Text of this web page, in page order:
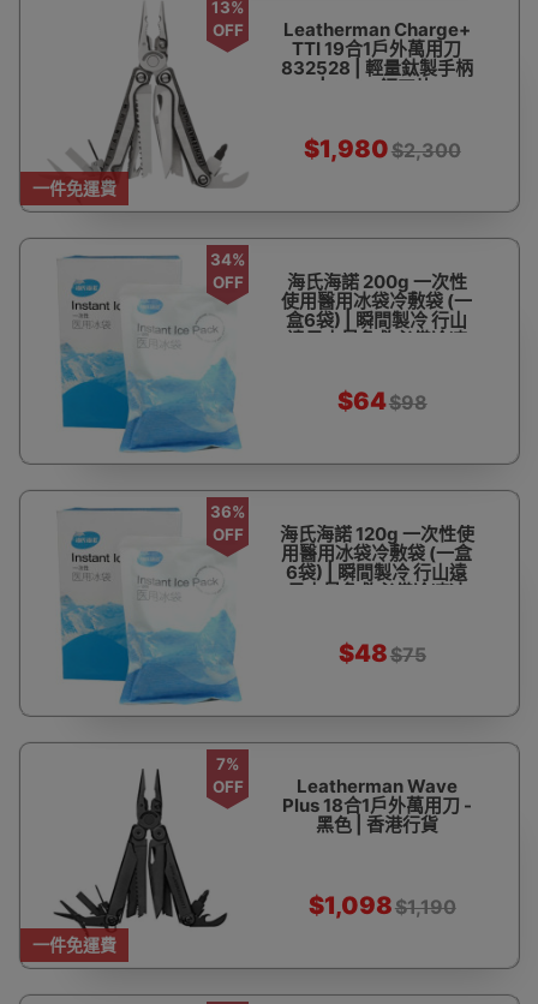
一件免運費
13%
OFF
Leatherman Charge+
TTI 19合1戶外萬用刀
832528 | 輕量鈦製手柄
| S30V鋼刀片
$1,980$2,300
34%
OFF
海氏海諾 200g 一次性
使用醫用冰袋冷敷袋 (一
盒6袋) | 瞬間製冷 行山
遠足中暑急救必備冷凍
$64$98
36%
OFF
海氏海諾 120g 一次性使
用醫用冰袋冷敷袋 (一盒
6袋) | 瞬間製冷 行山遠
足中暑急救必備冷凍冰
$48$75
一件免運費
7%
OFF
Leatherman Wave
Plus 18合1戶外萬用刀 -
黑色 | 香港行貨
$1,098$1,190